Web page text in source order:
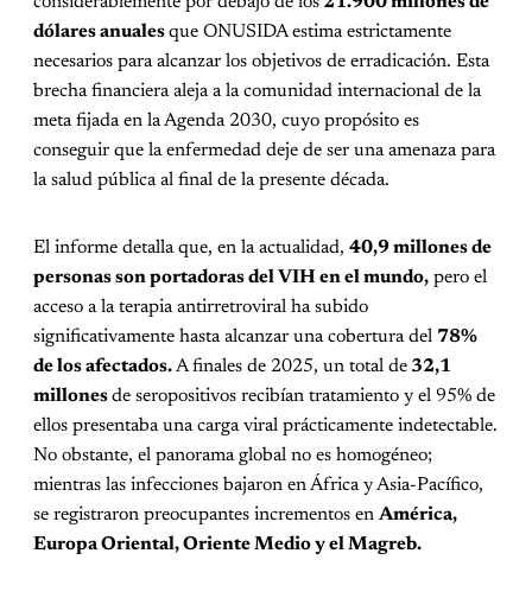
dólares anualesque ONUSIDA estima estrictamente
necesarios para alcanzar los objetivos de erradicación. Esta
brecha financiera aleja a la comunidad internacional de la
meta fijada en la Agenda 2030, cuyo propósito es
conseguir que la enfermedad deje de ser una amenaza para
la salud pública al final de la presente década.
El informe detalla que, en la actualidad, 40,9 millones de
personas son portadoras del VIH en el mundo, pero el
acceso a la terapia antirretroviral ha subido
significativamente hasta alcanzar una cobertura del 78%
de los afectados.A finales de 2025, un total de 32,1
millonesde seropositivos recibían tratamiento y el 95% de
ellos presentaba una carga viral prácticamente indetectable.
No obstante, el panorama global no es homogéneo;
mientras las infecciones bajaron en África y Asia-Pacífico,
se registraron preocupantes incrementos en América,
Europa Oriental, Oriente Medio y el Magreb.